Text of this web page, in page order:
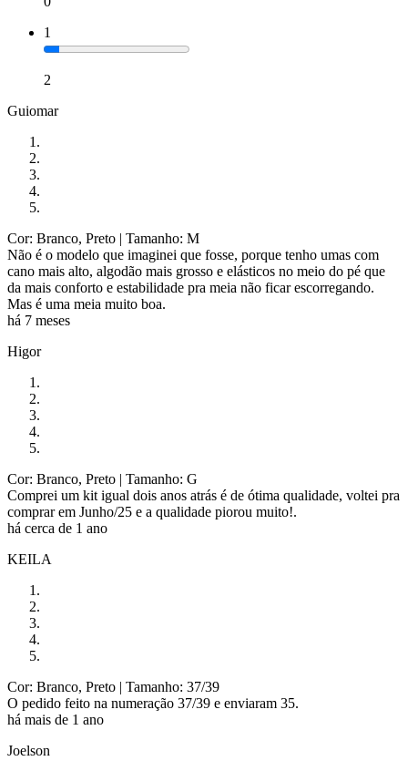
1
2
Guiomar
Cor: Branco, Preto | Tamanho: M
Não é o modelo que imaginei que fosse, porque tenho umas com
cano mais alto, algodão mais grosso e elásticos no meio do pé que
da mais conforto e estabilidade pra meia não ficar escorregando.
Mas é uma meia muito boa.
há 7 meses
Higor
Cor: Branco, Preto | Tamanho: G
Comprei um kit igual dois anos atrás é de ótima qualidade, voltei pra
comprar em Junho/25 e a qualidade piorou muito!.
há cerca de 1 ano
KEILA
Cor: Branco, Preto | Tamanho: 37/39
O pedido feito na numeração 37/39 e enviaram 35.
há mais de 1 ano
Joelson